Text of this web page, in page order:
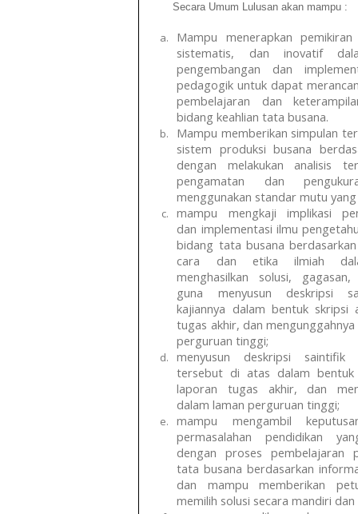
Secara Umum Lulusan akan mampu :
Mampu menerapkan
sistematis, dan inovatif
pengembangan dan
pedagogik untuk dapat
pembelajaran dan
bidang keahlian tata busana.
Mampu memberikan simpulan
sistem produksi busana
dengan melakukan analisis
pengamatan dan
menggunakan standar mutu yang
mampu mengkaji implikasi
dan implementasi ilmu
bidang tata busana
cara dan etika ilmiah
menghasilkan solusi,
guna menyusun deskripsi
kajiannya dalam bentuk skripsi
tugas akhir, dan
perguruan tinggi;
menyusun deskripsi saintifik
tersebut di atas dalam
laporan tugas akhir, dan
dalam laman perguruan tinggi;
mampu mengambil
permasalahan pendidikan
dengan proses pembelajaran
tata busana berdasarkan
dan mampu memberikan
memilih solusi secara mandiri